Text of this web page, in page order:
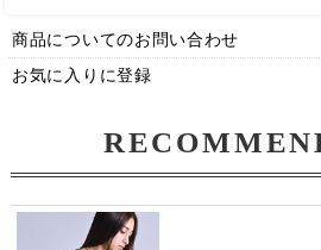
商品についてのお問い合わせ
お気に入りに登録